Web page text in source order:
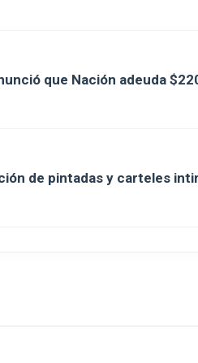
que Nación adeuda
de pintadas y carteles